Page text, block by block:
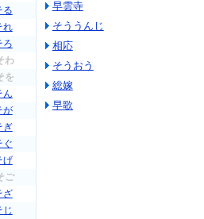
る
れ
ろ
わ
を
ん
が
ぎ
ぐ
げ
ご
ざ
じ
早雲寺
そううんじ
相応
そうおう
総嫁
早歌